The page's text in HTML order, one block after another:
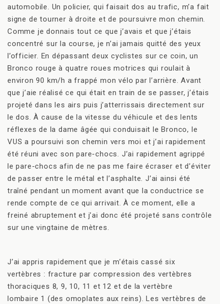
automobile. Un policier, qui faisait dos au trafic, m’a fait
signe de tourner à droite et de poursuivre mon chemin.
Comme je donnais tout ce que j’avais et que j’étais
concentré sur la course, je n’ai jamais quitté des yeux
l’officier. En dépassant deux cyclistes sur ce coin, un
Bronco rouge à quatre roues motrices qui roulait à
environ 90 km/h a frappé mon vélo par l’arrière. Avant
que j’aie réalisé ce qui était en train de se passer, j’étais
projeté dans les airs puis j’atterrissais directement sur
le dos. À cause de la vitesse du véhicule et des lents
réflexes de la dame âgée qui conduisait le Bronco, le
VUS a poursuivi son chemin vers moi et j’ai rapidement
été réuni avec son pare-chocs. J’ai rapidement agrippé
le pare-chocs afin de ne pas me faire écraser et d’éviter
de passer entre le métal et l’asphalte. J’ai ainsi été
traîné pendant un moment avant que la conductrice se
rende compte de ce qui arrivait. À ce moment, elle a
freiné abruptement et j’ai donc été projeté sans contrôle
sur une vingtaine de mètres.
J’ai appris rapidement que je m’étais cassé six
vertèbres : fracture par compression des vertèbres
thoraciques 8, 9, 10, 11 et 12 et de la vertèbre
lombaire 1 (des omoplates aux reins). Les vertèbres de